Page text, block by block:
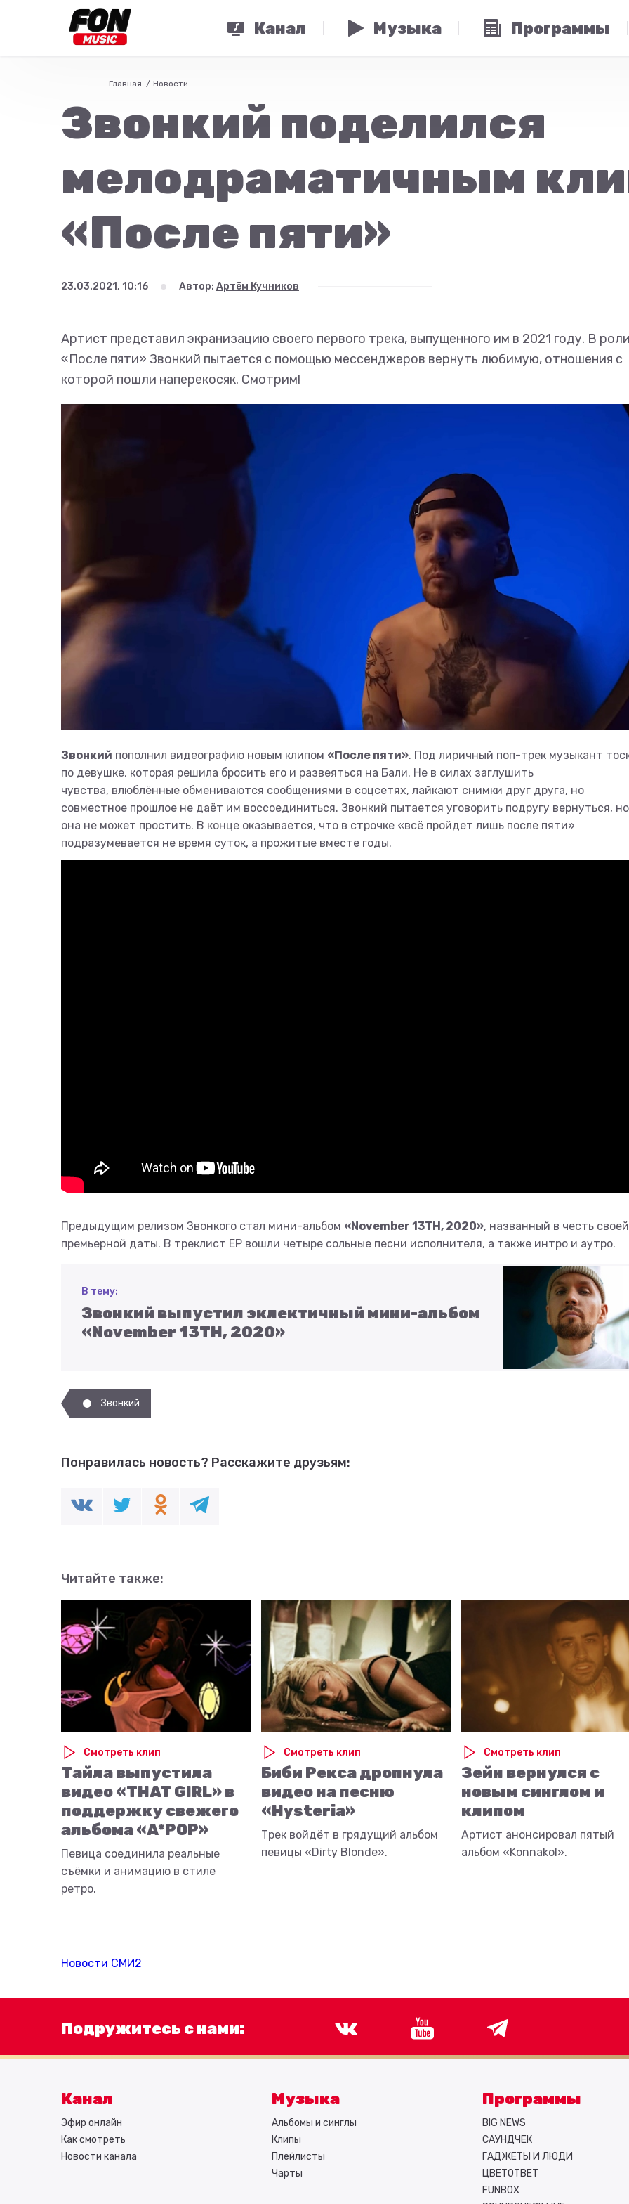
Канал Музыка Программы
Главная Новости
Звонкий поделился
мелодраматичным
«После пяти»
23.03.2021, 10:16 Автор: Артём Кучников
Артист представил экранизацию своего первого трека, выпущенного им в 2021 году. В
«После пяти» Звонкий пытается с помощью мессенджеров вернуть любимую, отношения с
которой пошли наперекосяк. Смотрим!
Звонкий пополнил видеографию новым клипом «После пяти». Под лиричный поп-трек музыкант
по девушке, которая решила бросить его и развеяться на Бали. Не в силах заглушить
чувства, влюблённые обмениваются сообщениями в соцсетях, лайкают снимки друг друга, но
совместное прошлое не даёт им воссоединиться. Звонкий пытается уговорить подругу вернуться, но
она не может простить. В конце оказывается, что в строчке «всё пройдет лишь после пяти»
подразумевается не время суток, а прожитые вместе годы.
Предыдущим релизом Звонкого стал мини-альбом «November 13TH, 2020», названный в честь своей
премьерной даты. В треклист EP вошли четыре сольные песни исполнителя, а также интро и аутро.
В тему:
Звонкий выпустил эклектичный мини-альбом
«November 13TH, 2020»
Звонкий
Понравилась новость? Расскажите друзьям:
Читайте также:
Смотреть клип
Тайла выпустила
видео «THAT GIRL» в
поддержку свежего
альбома «A*POP»
Певица соединила реальные
съёмки и анимацию в стиле
ретро.
Смотреть клип
Биби Рекса дропнула
видео на песню
«Hysteria»
Трек войдёт в грядущий альбом
певицы «Dirty Blonde».
Смотреть клип
Зейн вернулся с
новым синглом и
клипом
Артист анонсировал пятый
альбом «Konnakol».
Новости СМИ2
Подружитесь с нами:
Канал
Эфир онлайн
Как смотреть
Новости канала
Музыка
Альбомы и синглы
Клипы
Плейлисты
Чарты
Программы
BIG NEWS
САУНДЧЕК
ГАДЖЕТЫ И ЛЮДИ
ЦВЕТОТВЕТ
FUNBOX